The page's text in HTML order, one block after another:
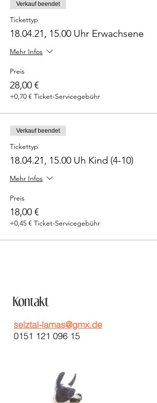
Verkauf beendet
Tickettyp
18.04.21, 15.00 Uhr Erwachsene
Mehr Infos
Preis
28,00 €
+0,70 € Ticket-Servicegebühr
Verkauf beendet
Tickettyp
18.04.21, 15.00 Uh Kind (4-10)
Mehr Infos
Preis
18,00 €
+0,45 € Ticket-Servicegebühr
selztal-lamas@gmx.de
0151 121 096 15